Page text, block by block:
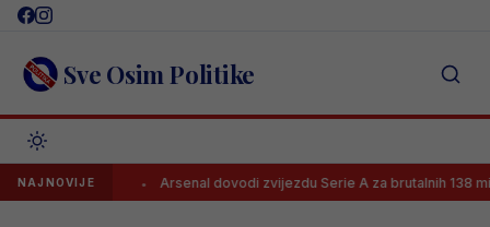
Skip
content Sve Osim Politike
NAJNOVIJE Arsenal dovodi zvijezdu Serie A za brutalnih 138 mil. eura?!